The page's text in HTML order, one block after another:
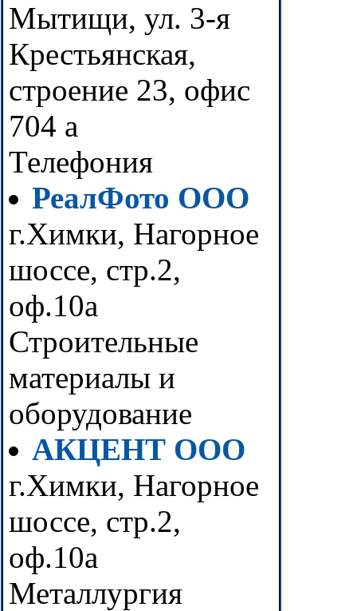
Мытищи, ул. 3-я
Крестьянская,
строение 23, офис
704 а
Телефония
РеалФото ООО
г.Химки, Нагорное
шоссе, стр.2,
оф.10а
Строительные
материалы и
оборудование
АКЦЕНТ ООО
г.Химки, Нагорное
шоссе, стр.2,
оф.10а
Металлургия